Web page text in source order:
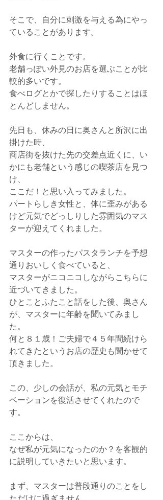
そこで、自分に刺激を与える為にやっ
ていることがあります。
外食に行くことです。
老舗っぽい外見のお店を選ぶことが比
較的多いです。
食べログとかで探したりすることはほ
とんどしません。
先日も、休みの日に奥さんと所沢に出
掛けた時、
商店街を抜けた先の交差点近くに、い
かにも老舗という感じの喫茶店を見つ
け、
ここだ！と思い入ってみました。
パートらしき女性と、体に歪みがある
けど元気でどっしりした雰囲気のマス
ターが迎えてくれました。
マスターの作ったパスタランチを予想
通りおいしく食べていると、
マスターがニコニコしながらこちらに
近づいてきました。
ひとことふたこと話をした後、奥さん
が、マスターに年齢を聞いてみまし
た。
何と８１歳！ご夫婦で４５年間続けら
れてきたというお店の歴史も聞かせて
頂きました。
この、少しの会話が、私の元気とモチ
ベーションを復活させてくれたので
す。
ここからは、
なぜ私が元気になったのか？を客観的
に説明していきたいと思います。
まず、マスターは普段通りのことをし
ただけに過ぎません。